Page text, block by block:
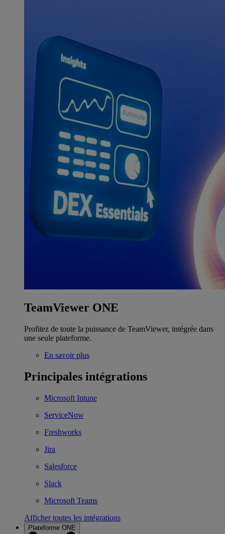
TeamViewer ONE
Profitez de toute la puissance de TeamViewer, intégrée dans
une seule plateforme.
En savoir plus
Principales intégrations
Microsoft Intune
ServiceNow
Freshworks
Jira
Salesforce
Slack
Microsoft Teams
Afficher toutes les intégrations
Plateforme ONE